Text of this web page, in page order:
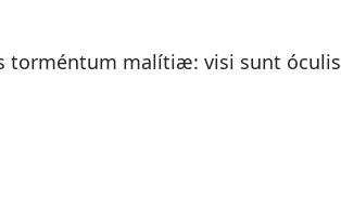
torméntum malítiæ: visi sunt óculis